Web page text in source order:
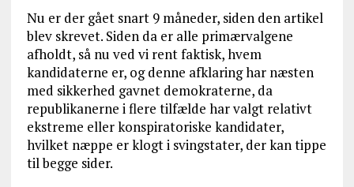
Nu er der gået snart 9 måneder, siden den artikel
blev skrevet. Siden da er alle primærvalgene
afholdt, så nu ved vi rent faktisk, hvem
kandidaterne er, og denne afklaring har næsten
med sikkerhed gavnet demokraterne, da
republikanerne i flere tilfælde har valgt relativt
ekstreme eller konspiratoriske kandidater,
hvilket næppe er klogt i svingstater, der kan tippe
til begge sider.